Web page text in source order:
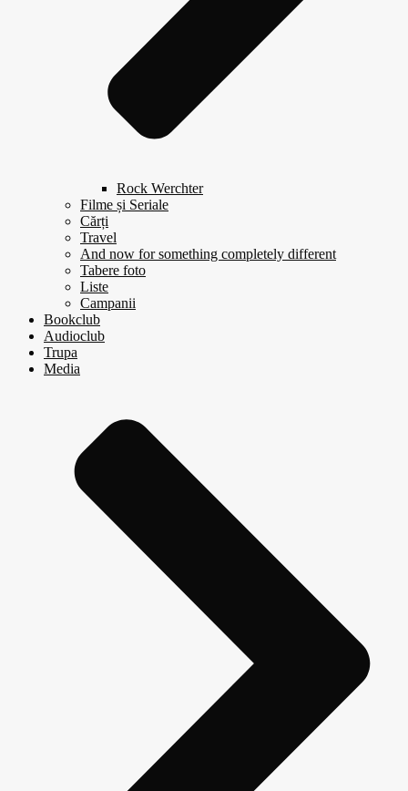
Rock Werchter
Filme și Seriale
Cărți
Travel
And now for something completely different
Tabere foto
Liste
Campanii
Bookclub
Audioclub
Trupa
Media